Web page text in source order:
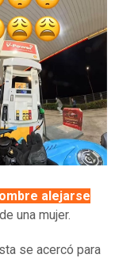
alejarse
una mujer.
se acercó para